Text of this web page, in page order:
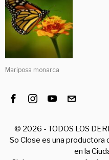
Mariposa monarca
© 2026 - TODOS LOS
So Close es una
en la